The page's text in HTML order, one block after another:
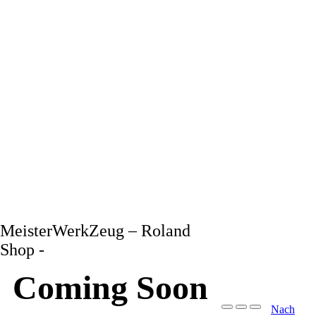
MeisterWerkZeug – Roland
Shop -
Coming Soon
Nach